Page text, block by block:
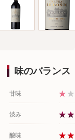
味のバランス
甘味
渋み
酸味